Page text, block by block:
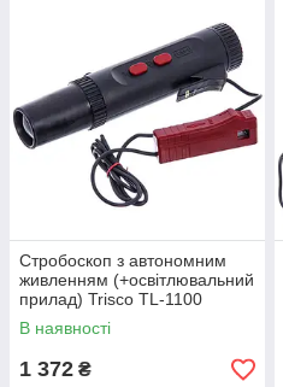
Стробоскоп з автономним
живленням (+освітлювальний
прилад) Trisco TL-1100
В наявності
1 372 ₴